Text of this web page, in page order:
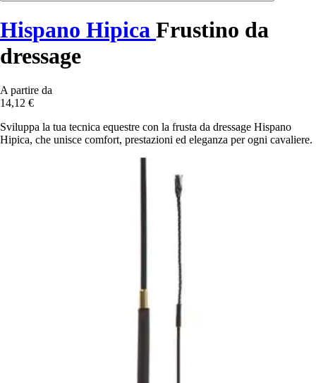
Hispano Hipica Frustino da
dressage
A partire da
14,12 €
Sviluppa la tua tecnica equestre con la frusta da dressage Hispano
Hipica, che unisce comfort, prestazioni ed eleganza per ogni cavaliere.